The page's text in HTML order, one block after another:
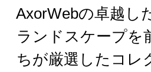
AxorWebの卓越し
ランドスケープを
ちが厳選したコレ